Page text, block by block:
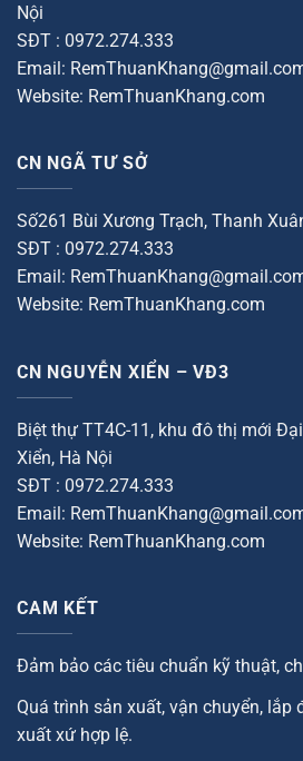
Nội
SĐT : 0972.274.333
Email:
Website: RemThuanKhang.com
CN NGÃ TƯ SỞ
Số261 Bùi Xương Trạch, Thanh
SĐT : 0972.274.333
Email:
Website: RemThuanKhang.com
CN NGUYỄN XIỂN – VĐ3
Biệt thự TT4C-11, khu đô thị mới
Xiển, Hà Nội
SĐT : 0972.274.333
Email:
Website: RemThuanKhang.com
CAM KẾT
Đảm bảo các tiêu chuẩn kỹ thuật,
Quá trình sản xuất, vận chuyển, lắp
xuất xứ hợp lệ.